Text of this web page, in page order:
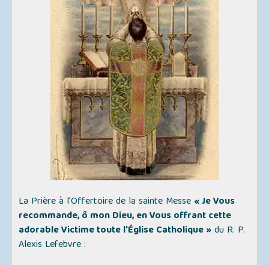
La Prière à l’Offertoire de la sainte Messe « Je Vous
recommande, ô mon Dieu, en Vous offrant cette
adorable Victime toute l'Église Catholique »du R. P.
Alexis Lefebvre :